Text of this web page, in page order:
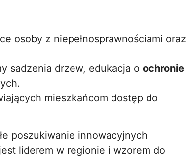
osoby z niepełnosprawnościami oraz
sadzenia drzew, edukacja o ochronie
mieszkańcom dostęp do
poszukiwanie innowacyjnych
liderem w regionie i wzorem do